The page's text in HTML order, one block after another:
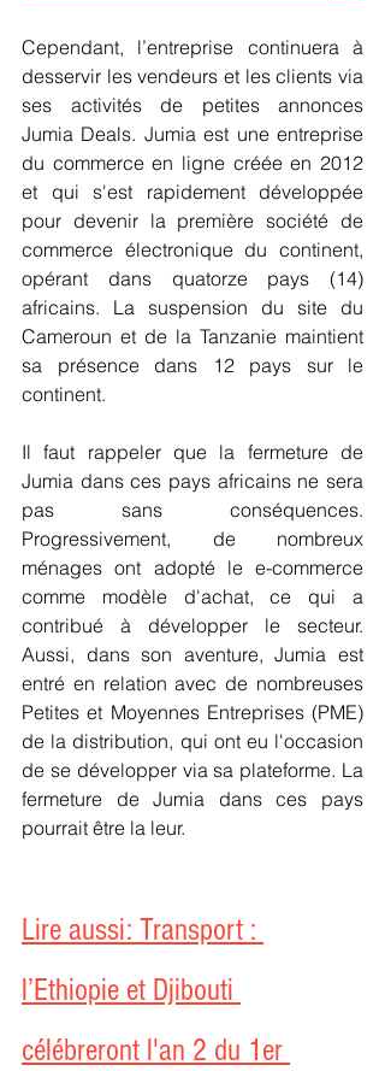
Cependant, l’entreprise continuera à
desservir les vendeurs et les clients via
ses activités de petites annonces
Jumia Deals. Jumia est une entreprise
du commerce en ligne créée en 2012
et qui s'est rapidement développée
pour devenir la première société de
commerce électronique du continent,
opérant dans quatorze pays (14)
africains. La suspension du site du
Cameroun et de la Tanzanie maintient
sa présence dans 12 pays sur le
continent.
Il faut rappeler que la fermeture de
Jumia dans ces pays africains ne sera
pas sans conséquences.
Progressivement, de nombreux
ménages ont adopté le e-commerce
comme modèle d'achat, ce qui a
contribué à développer le secteur.
Aussi, dans son aventure, Jumia est
entré en relation avec de nombreuses
Petites et Moyennes Entreprises (PME)
de la distribution, qui ont eu l'occasion
de se développer via sa plateforme. La
fermeture de Jumia dans ces pays
pourrait être la leur.
Lire aussi: Transport :
l’Ethiopie et Djibouti
célébreront l'an 2 du 1er